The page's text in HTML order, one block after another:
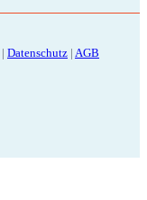
| Datenschutz | AGB